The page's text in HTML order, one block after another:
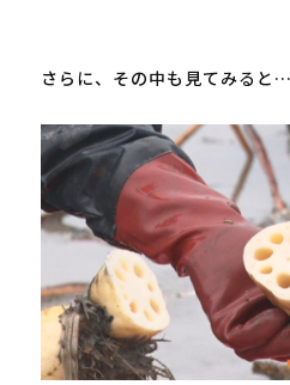
さらに、その中も見てみると…